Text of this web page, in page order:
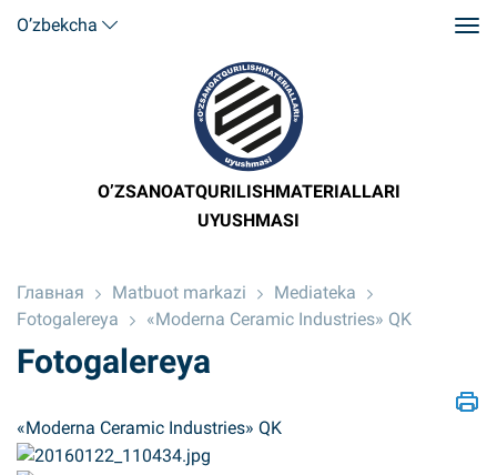
O’zbekcha
O’ZSANOATQURILISHMATERIALLARI
UYUSHMASI
Главная Matbuot markazi
Mediateka
Fotogalereya
«Moderna Ceramic Industries» QK
Fotogalereya
«Moderna Ceramic Industries» QK